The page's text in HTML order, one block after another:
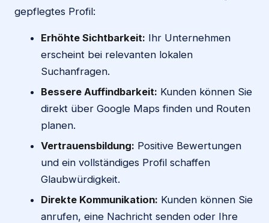
gepflegtes Profil:
Erhöhte Sichtbarkeit: Ihr Unternehmen
erscheint bei relevanten lokalen
Suchanfragen.
Bessere Auffindbarkeit: Kunden können Sie
direkt über Google Maps finden und Routen
planen.
Vertrauensbildung: Positive Bewertungen
und ein vollständiges Profil schaffen
Glaubwürdigkeit.
Direkte Kommunikation: Kunden können Sie
anrufen, eine Nachricht senden oder Ihre